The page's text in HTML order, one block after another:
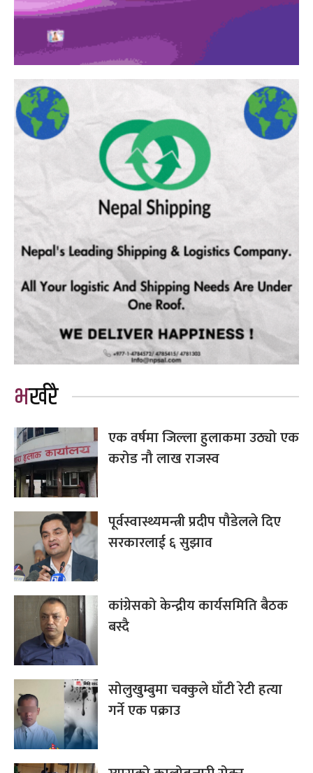
भर्खरै
एक वर्षमा जिल्ला हुलाकमा उठ्यो एक
करोड नौ लाख राजस्व
पूर्वस्वास्थ्यमन्त्री प्रदीप पौडेलले दिए
सरकारलाई ६ सुझाव
कांग्रेसको केन्द्रीय कार्यसमिति बैठक
बस्दै
सोलुखुम्बुमा चक्कुले घाँटी रेटी हत्या
गर्ने एक पक्राउ